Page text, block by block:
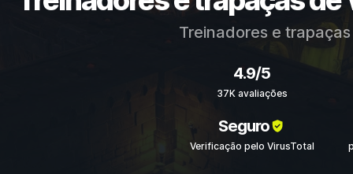
Treinadores e
4.9/5
37K avaliações
Seguro
Verificação pelo VirusTotal